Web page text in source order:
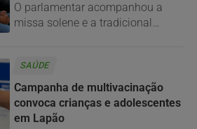
O parlamentar acompanhou a
missa solene e a tradicional
SAÚDE
Campanha de multivacinação
convoca crianças e adolescentes
em Lapão